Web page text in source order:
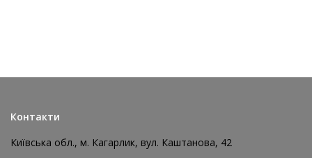
Контакти
Київська обл., м. Кагарлик, вул. Каштанова, 42